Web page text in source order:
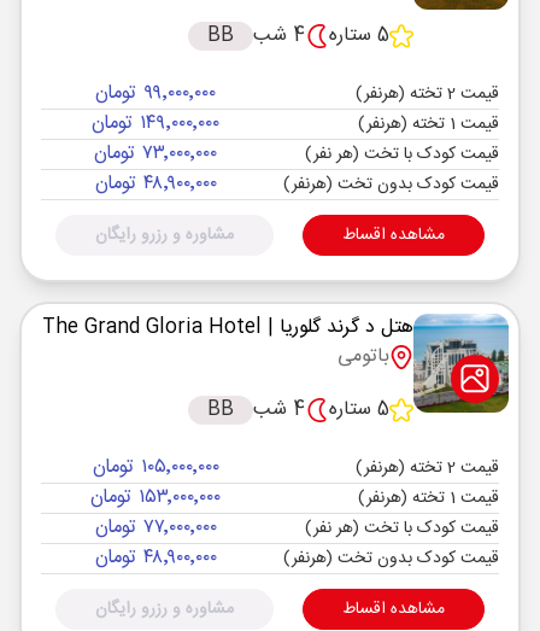
5 ستاره
4 شب BB
قیمت 2 تخته (هرنفر) ۹۹٬۰۰۰٬۰۰۰ تومان
قیمت 1 تخته (هرنفر) ۱۴۹٬۰۰۰٬۰۰۰ تومان
قیمت کودک با تخت (هر نفر) ۷۳٬۰۰۰٬۰۰۰ تومان
قیمت کودک بدون تخت (هرنفر) ۴۸٬۹۰۰٬۰۰۰ تومان
مشاهده اقساط مشاوره و رزرو رایگان
هتل د گرند گلوریا | The Grand Gloria Hotel
باتومی
5 ستاره
4 شب BB
قیمت 2 تخته (هرنفر) ۱۰۵٬۰۰۰٬۰۰۰ تومان
قیمت 1 تخته (هرنفر) ۱۵۳٬۰۰۰٬۰۰۰ تومان
قیمت کودک با تخت (هر نفر) ۷۷٬۰۰۰٬۰۰۰ تومان
قیمت کودک بدون تخت (هرنفر) ۴۸٬۹۰۰٬۰۰۰ تومان
مشاهده اقساط مشاوره و رزرو رایگان